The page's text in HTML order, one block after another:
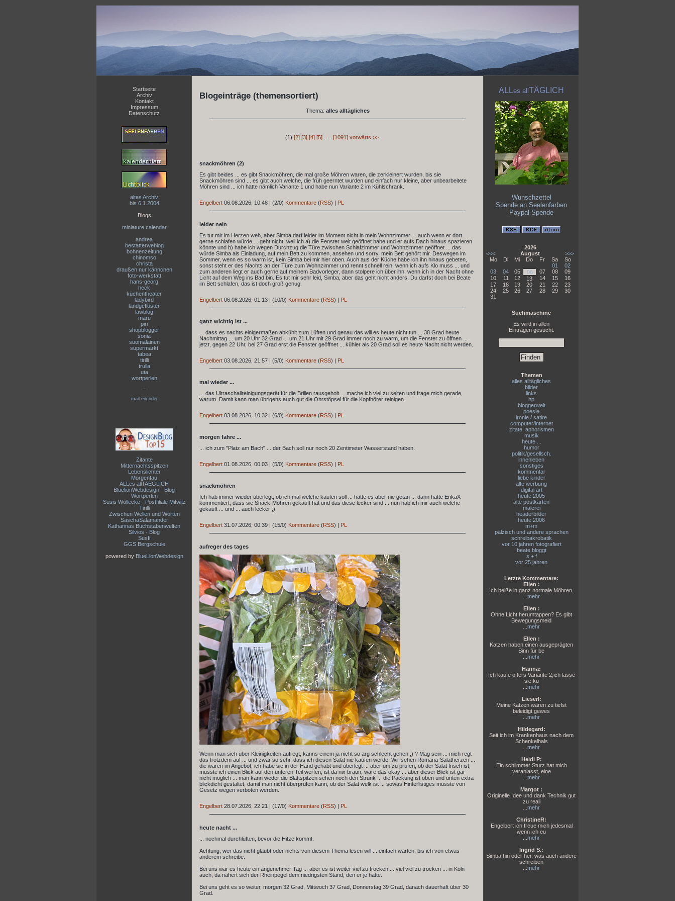
Startseite
Archiv
Kontakt
Impressum
Datenschutz
altes Archiv
bis 6.1.2004
Blogs
miniature calendar
andrea
bestatterweblog
bohnenzeitung
chinomso
christa
draußen nur kännchen
foto-werkstatt
hans-georg
heck
küchentheater
ladybird
landgeflüster
lawblog
maru
piri
shopblogger
sonia
suomalainen
supermarkt
tabea
tirilli
trulla
uta
wortperlen
--
mail encoder
Zitante
Mitternachtsspitzen
Lebenslichter
Morgentau
ALLes allTAEGLICH
BluelionWebdesign - Blog
Wortperlen
Susis Wollecke - Postfiliale Mitwitz
Tirilli
Zwischen Wellen und Worten
SaschaSalamander
Katharinas Buchstabenwelten
Silvios - Blog
Susfi
GGS Bergschule
powered by BlueLionWebdesign
Blogeinträge (themensortiert)
Thema: alles alltägliches
(1) [2] [3] [4] [5] [1091] vorwärts >>
snackmöhren (2)
Es gibt beides ... es gibt Snackmöhren, die mal große Möhren waren, die zerkleinert wurden, bis sie
Snackmöhren sind ... es gibt auch welche, die früh geerntet wurden und einfach nur kleine, aber unbearbeitete
Möhren sind ... ich hatte nämlich Variante 1 und habe nun Variante 2 im Kühlschrank.
Engelbert 06.08.2026, 10.48 | (2/0) Kommentare (RSS) | PL
leider nein
Es tut mir im Herzen weh, aber Simba darf leider im Moment nicht in mein Wohnzimmer ... auch wenn er dort
gerne schlafen würde ... geht nicht, weil ich a) die Fenster weit geöffnet habe und er aufs Dach hinaus spazieren
könnte und b) habe ich wegen Durchzug die Türe zwischen Schlafzimmer und Wohnzimmer geöffnet ... das
würde Simba als Einladung, auf mein Bett zu kommen, ansehen und sorry, mein Bett gehört mir. Deswegen im
Sommer, wenn es so warm ist, kein Simba bei mir hier oben. Auch aus der Küche habe ich ihn hinaus gebeten,
sonst steht er des Nachts an der Türe zum Wohnzimmer und rennt schnell rein, wenn ich aufs Klo muss ... und
zum anderen liegt er auch gerne auf meinem Badvorleger, dann stolpere ich über ihn, wenn ich in der Nacht ohne
Licht auf dem Weg ins Bad bin. Es tut mir sehr leid, Simba, aber das geht nicht anders. Du darfst doch bei Beate
im Bett schlafen, das ist doch groß genug.
Engelbert 06.08.2026, 01.13 | (10/0) Kommentare (RSS) | PL
ganz wichtig ist ...
... dass es nachts einigermaßen abkühlt zum Lüften und genau das will es heute nicht tun ... 38 Grad heute
Nachmittag ... um 20 Uhr 32 Grad ... um 21 Uhr mit 29 Grad immer noch zu warm, um die Fenster zu öffnen ...
jetzt, gegen 22 Uhr, bei 27 Grad erst die Fenster geöffnet ... kühler als 20 Grad soll es heute Nacht nicht werden.
Engelbert 03.08.2026, 21.57 | (5/0) Kommentare (RSS) | PL
mal wieder ...
... das Ultraschallreinigungsgerät für die Brillen rausgeholt ... mache ich viel zu selten und frage mich gerade,
warum. Damit kann man übrigens auch gut die Ohrstöpsel für die Kopfhörer reinigen.
Engelbert 03.08.2026, 10.32 | (6/0) Kommentare (RSS) | PL
morgen fahre ...
... ich zum "Platz am Bach" ... der Bach soll nur noch 20 Zentimeter Wasserstand haben.
Engelbert 01.08.2026, 00.03 | (5/0) Kommentare (RSS) | PL
snackmöhren
Ich hab immer wieder überlegt, ob ich mal welche kaufen soll ... hatte es aber nie getan ... dann hatte ErikaX
kommentiert, dass sie Snack-Möhren gekauft hat und das diese lecker sind ... nun hab ich mir auch welche
gekauft ... und ... auch lecker ;).
Engelbert 31.07.2026, 00.39 | (15/0) Kommentare (RSS) | PL
aufreger des tages
Wenn man sich über Kleinigkeiten aufregt, kanns einem ja nicht so arg schlecht gehen ;) ? Mag sein ... mich regt
das trotzdem auf ... und zwar so sehr, dass ich diesen Salat nie kaufen werde. Wir sehen Romana-Salatherzen ...
die wären im Angebot, ich habe sie in der Hand gehabt und überlegt ... aber um zu prüfen, ob der Salat frisch ist,
müsste ich einen Blick auf den unteren Teil werfen, ist da nix braun, wäre das okay ... aber dieser Blick ist gar
nicht möglich ... man kann weder die Blattspitzen sehen noch den Strunk ... die Packung ist oben und unten extra
blickdicht gestaltet, damit man nicht überprüfen kann, ob der Salat welk ist ... sowas Hinterlistiges müsste von
Gesetz wegen verboten werden.
Engelbert 28.07.2026, 22.21 | (17/0) Kommentare (RSS) | PL
heute nacht ...
... nochmal durchlüften, bevor die Hitze kommt.
Achtung, wer das nicht glaubt oder nichts von diesem Thema lesen will ... einfach warten, bis ich von etwas
anderem schreibe.
Bei uns war es heute ein angenehmer Tag ... aber es ist weiter viel zu trocken ... viel viel zu trocken ... in Köln
auch, da nähert sich der Rheinpegel dem niedrigsten Stand, den er je hatte.
Bei uns geht es so weiter, morgen 32 Grad, Mittwoch 37 Grad, Donnerstag 39 Grad, danach dauerhaft über 30
Grad.
ALLes all TÄGLICH
Wunschzettel
Spende an Seelenfarben
Paypal-Spende
2026
<<<
August
>>>
Mo
Di Mi Do Fr Sa
So
01
02
03
04 05 06 07 08
09
10
11 12 13 14 15
16
17
18 19 20 21 22
23
24
25 26 27 28 29
30
31
Suchmaschine
Es wird in allen
Einträgen gesucht.
Themen
alles alltägliches
bilder
links
hp
bloggerwelt
poesie
ironie / satire
computer/internet
zitate, aphorismen
musik
heute ...
humor
politik/gesellsch.
innenleben
sonstiges
kommentar
liebe kinder
alte werbung
digital art
heute 2005
alte postkarten
malerei
headerbilder
heute 2006
m+m
pälzisch und andere sprachen
schreibakrobatik
vor 10 jahren fotografiert
beate bloggt
s + f
vor 25 jahren
Letzte Kommentare:
Ellen :
Ich beiße in ganz normale Möhren.
mehr
Ellen :
Ohne Licht herumtappen? Es gibt
Bewegungsmeld
mehr
Ellen :
Katzen haben einen ausgeprägten
Sinn für be
mehr
Hanna:
Ich kaufe öfters Variante 2,ich lasse
sie ku
mehr
Lieserl:
Meine Katzen wären zu tiefst
beleidigt gewes
mehr
Hildegard:
Seit ich im Krankenhaus nach dem
Schenkelhals
mehr
Heidi P:
Ein schlimmer Sturz hat mich
veranlasst, eine
mehr
Margot :
Originelle Idee und dank Technik gut
zu reali
mehr
ChristineR:
Engelbert ich freue mich jedesmal
wenn ich eu
mehr
Ingrid S.:
Simba hin oder her, was auch andere
schreiben
mehr